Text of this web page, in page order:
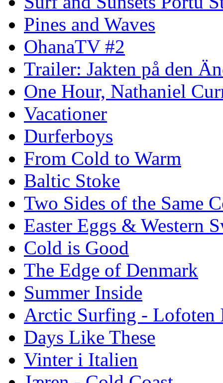
Pines and Waves
OhanaTV #2
Trailer: Jakten på den
One Hour, Nathaniel
Vacationer
Durferboys
From Cold to Warm
Baltic Stoke
Two Sides of the Same
Easter Eggs & Western
Cold is Good
The Edge of Denmark
Summer Inside
Arctic Surfing - Lofoten
Days Like These
Vinter i Italien